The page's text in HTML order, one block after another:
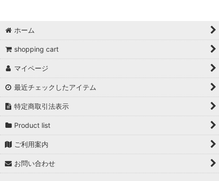
ホーム
shopping cart
マイページ
最近チェックしたアイテム
特定商取引法表示
Product list
ご利用案内
お問い合わせ